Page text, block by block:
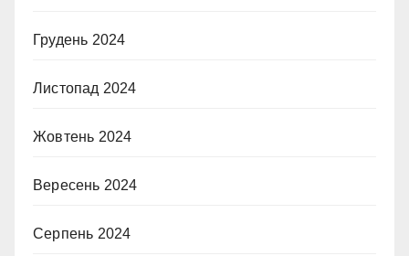
Грудень 2024
Листопад 2024
Жовтень 2024
Вересень 2024
Серпень 2024